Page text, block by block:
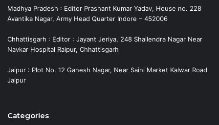
Madhya Pradesh : Editor Prashant Kumar Yadav, House no. 228
Avantika Nagar, Army Head Quarter Indore – 452006
Chhattisgarh : Editor : Jayant Jeriya, 248 Shailendra Nagar Near
Navkar Hospital Raipur, Chhattisgarh
Jaipur : Plot No. 12 Ganesh Nagar, Near Saini Market Kalwar Road
Jaipur
Categories